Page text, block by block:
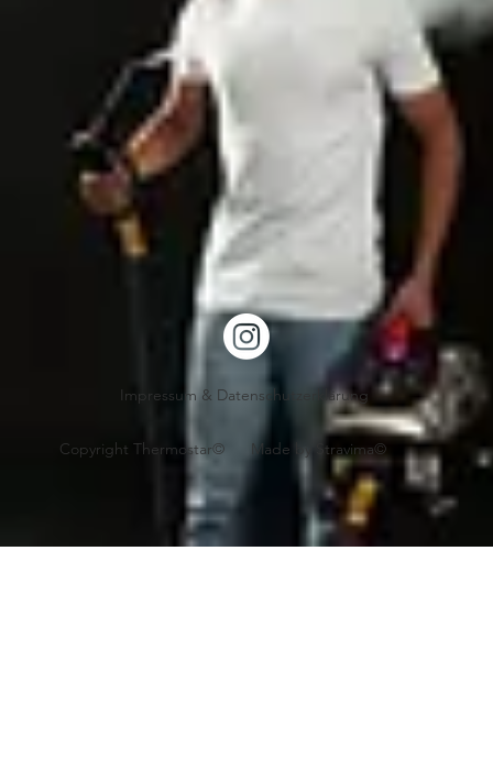
Impressum & Datenschutzerklärung
Copyright Thermostar© Made by Stravima©